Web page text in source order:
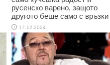
русенско варено, защото
другото беше само с връзки
17.12.2024